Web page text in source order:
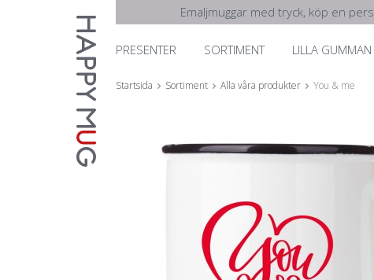
Emaljmuggar med tryck, köp en
PRESENTER SORTIMENT LILLA GUMMAN
Startsida Sortiment Alla våra produkter You & me